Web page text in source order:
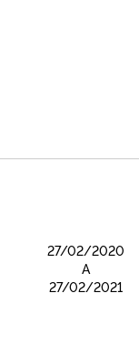
27/02/2020
A
27/02/2021